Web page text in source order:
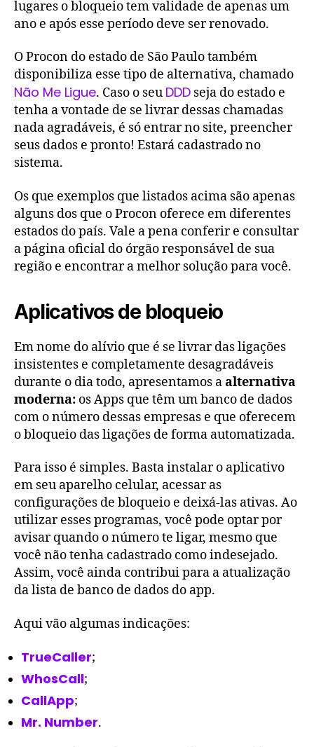
lugares o bloqueio tem validade de apenas um
ano e após esse período deve ser renovado.
O Procon do estado de São Paulo também
disponibiliza esse tipo de alternativa, chamado
Não Me Ligue. Caso o seu DDD seja do estado e
tenha a vontade de se livrar dessas chamadas
nada agradáveis, é só entrar no site, preencher
seus dados e pronto! Estará cadastrado no
sistema.
Os que exemplos que listados acima são apenas
alguns dos que o Procon oferece em diferentes
estados do país. Vale a pena conferir e consultar
a página oficial do órgão responsável de sua
região e encontrar a melhor solução para você.
Aplicativos de bloqueio
Em nome do alívio que é se livrar das ligações
insistentes e completamente desagradáveis
durante o dia todo, apresentamos aalternativa
moderna: os Apps que têm um banco de dados
com o número dessas empresas e que oferecem
o bloqueio das ligações de forma automatizada.
Para isso é simples. Basta instalar o aplicativo
em seu aparelho celular, acessar as
configurações de bloqueio e deixá-las ativas. Ao
utilizar esses programas, você pode optar por
avisar quando o número te ligar, mesmo que
você não tenha cadastrado como indesejado.
Assim, você ainda contribui para a atualização
da lista de banco de dados do app.
Aqui vão algumas indicações:
TrueCaller;
WhosCall;
CallApp;
Mr. Number.